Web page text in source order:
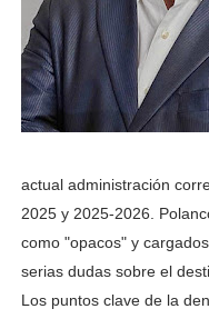
actual administración
2025 y 2025-2026.
como "opacos" y
serias dudas sobre el
Los puntos clave de la